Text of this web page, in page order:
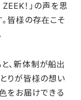
！」の声を思
皆様の存在こそ
、新体制が船出
りが皆様の想い
をお届けできる